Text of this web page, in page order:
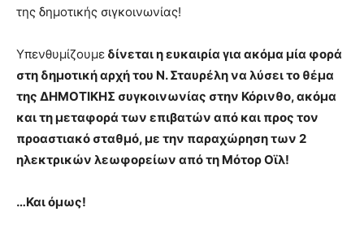
της δημοτικής σιγκοινωνίας!
Υπενθυμίζουμε δίνεται η ευκαιρία για ακόμα μία φορά
στη δημοτική αρχή του Ν. Σταυρέλη να λύσει το θέμα
της ΔΗΜΟΤΙΚΗΣ συγκοινωνίας στην Κόρινθο, ακόμα
και τη μεταφορά των επιβατών από και προς τον
προαστιακό σταθμό, με την παραχώρηση των 2
ηλεκτρικών λεωφορείων από τη Μότορ Οϊλ!
…Και όμως!